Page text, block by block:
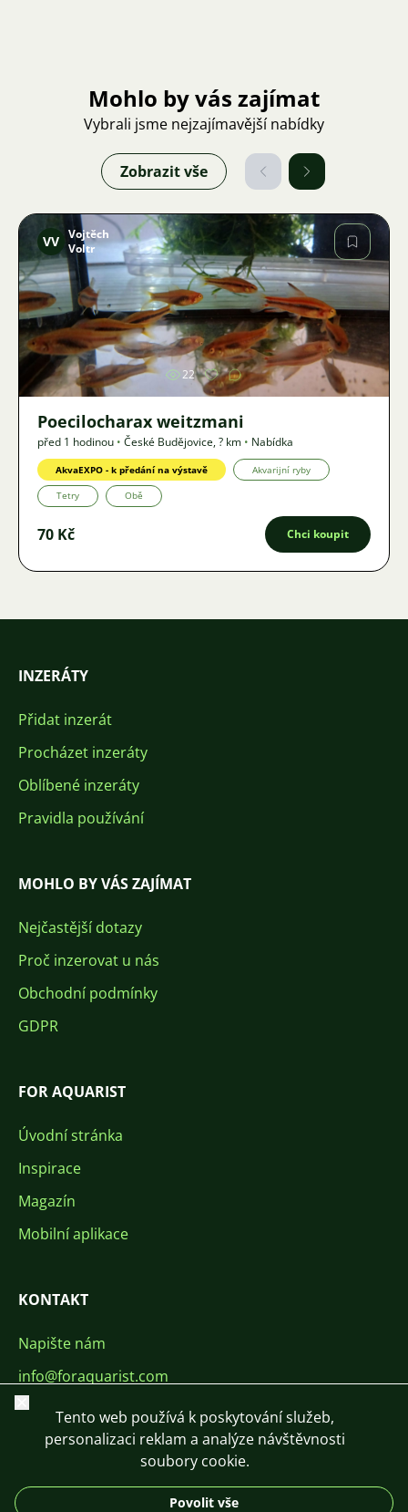
Mohlo by vás zajímat
Vybrali jsme nejzajímavější nabídky
Zobrazit vše
Obrázek
VV Vojtěch
Voltr
22
Poecilocharax weitzmani
před 1 hodinou • České Budějovice,? km • Nabídka
AkvaEXPO - k předání na výstavě Akvarijní ryby
Tetry Obě
70 Kč Chci koupit
INZERÁTY
Přidat inzerát
Procházet inzeráty
Oblíbené inzeráty
Pravidla používání
MOHLO BY VÁS ZAJÍMAT
Nejčastější dotazy
Proč inzerovat u nás
Obchodní podmínky
GDPR
FOR AQUARIST
Úvodní stránka
Inspirace
Magazín
Mobilní aplikace
KONTAKT
Napište nám
info@foraquarist.com
+420 603 449 602
Zavřít
Tento web používá k poskytování služeb,
personalizaci reklam a analýze návštěvnosti
soubory cookie.
Povolit vše